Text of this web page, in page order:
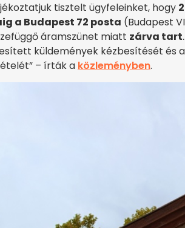
tisztelt ügyfeleinket, hogy
a Budapest 72 posta (Budapest
áramszünet miatt zárva tart
küldemények kézbesítését és
– írták a közleményben.